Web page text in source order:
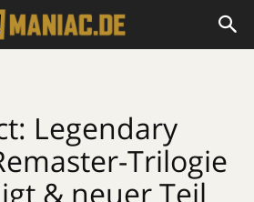
Legendary
Trilogie
& neuer Teil